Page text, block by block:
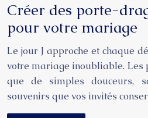
Créer des porte-
pour votre mariage
Le jour J approche et chaque
votre mariage inoubliable. Les
que de simples douceurs,
souvenirs que vos invités